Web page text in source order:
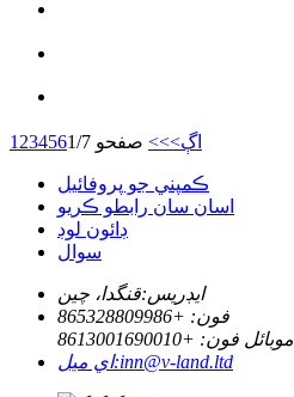
1 23456 اڳ>>> صفحو 1/7
ڪمپني جو پروفائيل
اسان سان رابطو ڪريو
ڊائون لوڊ
سوال
ايڊريس:قنگدا، چين
فون: +865328809986
موبائل فون: +8613001690010
اي ميل:inn@v-land.ltd